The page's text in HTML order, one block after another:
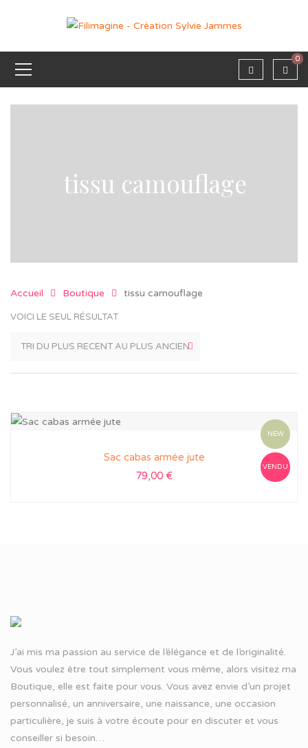
0
tissu camouflage
Accueil Boutique tissu camouflage
VOICI LE SEUL RÉSULTAT
NEW
VENDU
Sac cabas armée jute
79,00 €
J’ai mis ma passion au service de l’élégance et de l’originalité.
Vous voulez être tout simplement vous même, alors visitez ma
Boutique, elle est faite pour vous. Vous avez envie d’un projet
personnalisé, un anniversaire, une naissance, une occasion
particulière, je suis à votre écoute pour en discuter et vous
conseiller si besoin…